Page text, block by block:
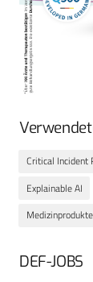
Critical Incident
Explainable AI
DEF-JOBS